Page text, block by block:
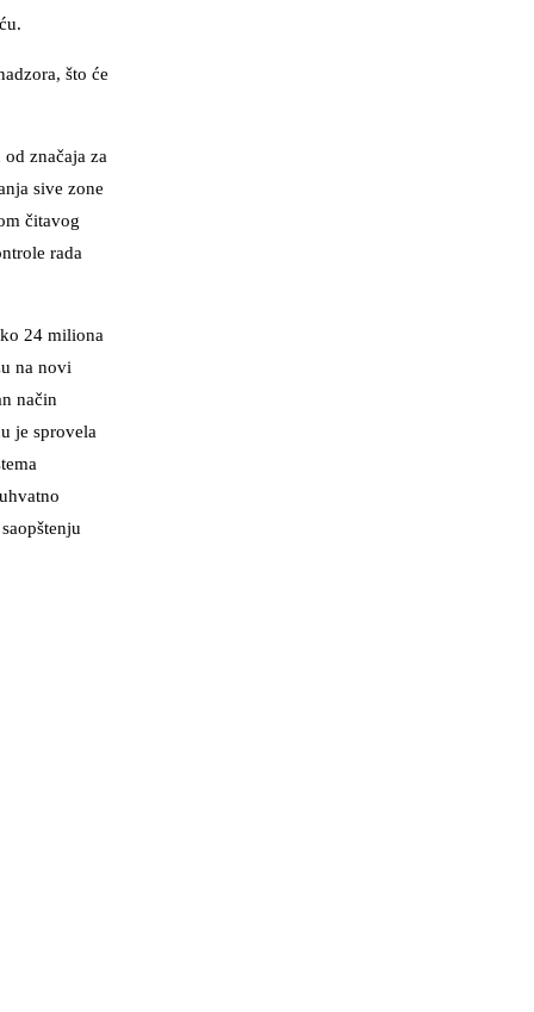
što će
značaja za
sive zone
čitavog
rada
24 miliona
na novi
način
je sprovela